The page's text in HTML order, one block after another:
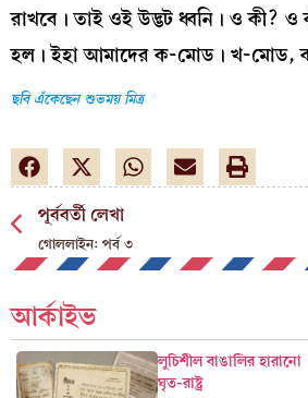
রাখবে। তাই ওই উদ্ভট ধ্বনি। ও কী? ও
হল। ইহা আমাদের ক-মোড। খ-মোড,
ছবি এঁকেছেন শুভময় মিত্র
পূর্ববর্তী লেখা
গোললাইন: পর্ব ৩
আর্কাইভ
লুচিশীল বাঙালির হারানো
ঘৃত-রাষ্ট্র